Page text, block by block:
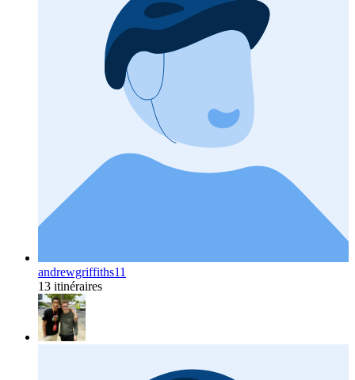
andrewgriffiths11
13 itinéraires